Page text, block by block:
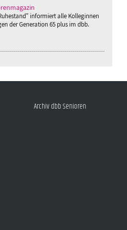
informiert alle Kolleginnen
der Generation 65 plus im dbb.
Archiv dbb Senioren